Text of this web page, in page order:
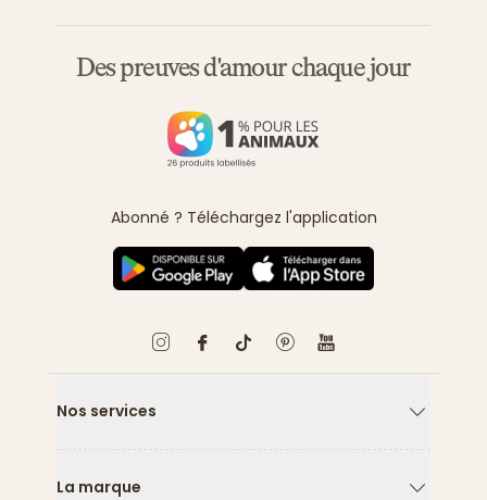
Des preuves d'amour chaque jour
Abonné ? Téléchargez l'application
Nos services
La marque